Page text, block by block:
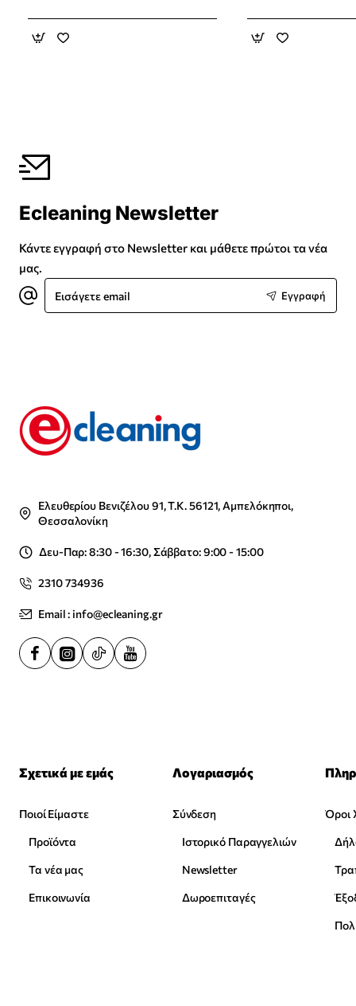
Ecleaning Newsletter
Κάντε εγγραφή στο Newsletter και μάθετε πρώτοι τα νέα
μας.
Εισάγετε
email
Εγγραφή
Ελευθερίου Βενιζέλου 91, Τ.Κ. 56121, Αμπελόκηποι,
Θεσσαλονίκη
Δευ-Παρ: 8:30 - 16:30, Σάββατο: 9:00 - 15:00
2310 734936
Email : info@ecleaning.gr
Σχετικά με εμάς
Ποιοί Είμαστε
Προϊόντα
Τα νέα μας
Επικοινωνία
Λογαριασμός
Σύνδεση
Ιστορικό Παραγγελιών
Newsletter
Δωροεπιταγές
Όροι